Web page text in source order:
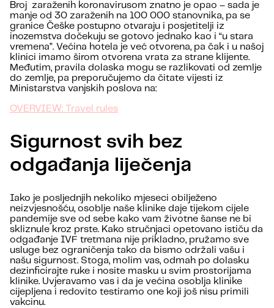
Broj zaraženih koronavirusom znatno je opao – sada je
manje od 30 zaraženih na 100 000 stanovnika, pa se
granice Češke postupno otvaraju i posjetitelji iz
inozemstva dočekuju se gotovo jednako kao i “u stara
vremena”. Većina hotela je već otvorena, pa čak i u našoj
klinici imamo širom otvorena vrata za strane klijente.
Međutim, pravila dolaska mogu se razlikovati od zemlje
do zemlje, pa preporučujemo da čitate vijesti iz
Ministarstva vanjskih poslova na:
OVERVIEW: Travel rules
Sigurnost svih bez
odgađanja liječenja
Iako je posljednjih nekoliko mjeseci obilježeno
neizvjesnošću, osoblje naše klinike daje tijekom cijele
pandemije sve od sebe kako vam životne šanse ne bi
skliznule kroz prste. Kako stručnjaci opetovano ističu da
odgađanje IVF tretmana nije prikladno, pružamo sve
usluge bez ograničenja tako da bismo održali vašu i
našu sigurnost. Stoga, molim vas, odmah po dolasku
dezinficirajte ruke i nosite masku u svim prostorijama
klinike. Uvjeravamo vas i da je većina osoblja klinike
cijepljena i redovito testiramo one koji još nisu primili
vakcinu.